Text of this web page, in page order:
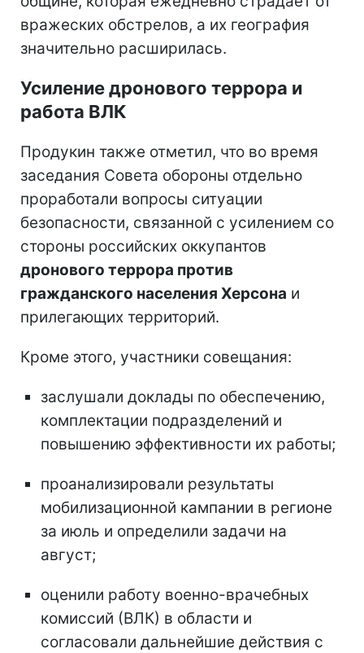
вражеских обстрелов, а их география
значительно расширилась.
Усиление дронового террора и
работа ВЛК
Продукин также отметил, что во время
заседания Совета обороны отдельно
проработали вопросы ситуации
безопасности, связанной с усилением со
стороны российских оккупантов
дронового террора против
гражданского населения Херсона и
прилегающих территорий.
Кроме этого, участники совещания:
заслушали доклады по обеспечению,
комплектации подразделений и
повышению эффективности их работы;
проанализировали результаты
мобилизационной кампании в регионе
за июль и определили задачи на
август;
оценили работу военно-врачебных
комиссий (ВЛК) в области и
согласовали дальнейшие действия с